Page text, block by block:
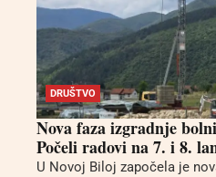
DRUŠTVO
Nova faza izgradnje
Počeli radovi na 7. i 8.
U Novoj Biloj započela je